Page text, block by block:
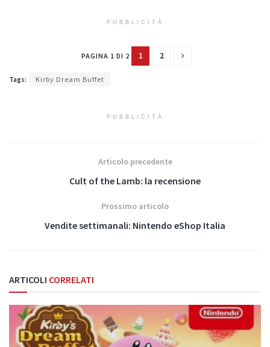
PUBBLICITÀ
PAGINA 1 DI 2 1 2
Tags: Kirby Dream Buffet
PUBBLICITÀ
Articolo precedente
Cult of the Lamb: la recensione
Prossimo articolo
Vendite settimanali: Nintendo eShop Italia
ARTICOLI CORRELATI